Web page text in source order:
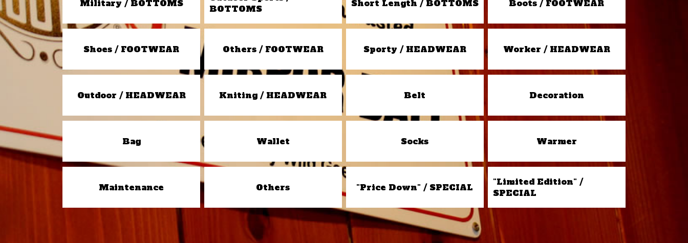
Military / BOTTOMS
BOTTOMS
Short Length / BOTTOMS Boots / FOOTWEAR
Shoes / FOOTWEAR Others / FOOTWEAR Sporty / HEADWEAR Worker / HEADWEAR
Outdoor / HEADWEAR Kniting / HEADWEAR Belt Decoration
Bag Wallet Socks Warmer
Maintenance Others "Price Down" / SPECIAL
"Limited Edition" /
SPECIAL